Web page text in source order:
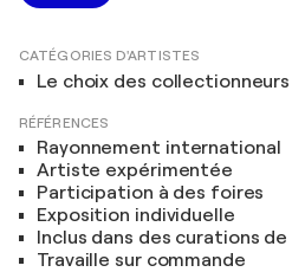
CATÉGORIES D'ARTISTES
Le choix des collectionneurs
RÉFÉRENCES
Rayonnement international
Artiste expérimentée
Participation à des foires
Exposition individuelle
Inclus dans des curations
Travaille sur commande